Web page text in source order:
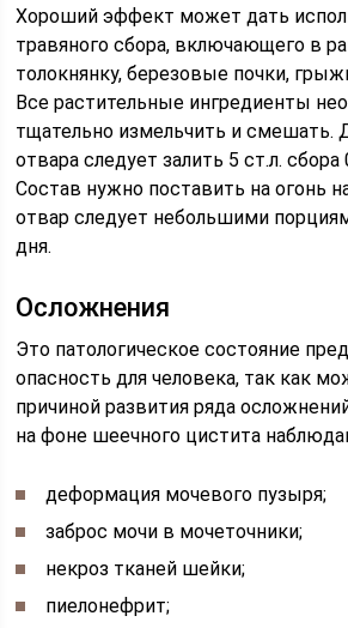
Хороший эффект может дать
травяного сбора, включающего в
толокнянку, березовые почки,
Все растительные ингредиенты
тщательно измельчить и смешать.
отвара следует залить 5 ст.л. сбора
Состав нужно поставить на огонь
отвар следует небольшими
дня.
Осложнения
Это патологическое состояние
опасность для человека, так как
причиной развития ряда
на фоне шеечного цистита
деформация мочевого пузыря;
заброс мочи в мочеточники;
некроз тканей шейки;
пиелонефрит;